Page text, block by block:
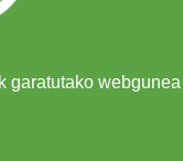
garatutako webgunea